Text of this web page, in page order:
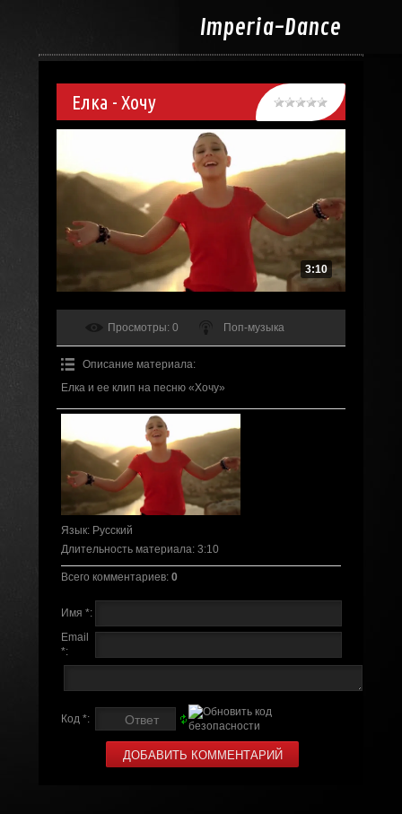
Imperia-Dance
Елка - Хочу
3:10
Просмотры: 0 Поп-музыка
Описание материала:
Елка и ее клип на песню «Хочу»
Язык: Русский
Длительность материала: 3:10
Всего комментариев: 0
Имя *:
Email
*:
Код *: